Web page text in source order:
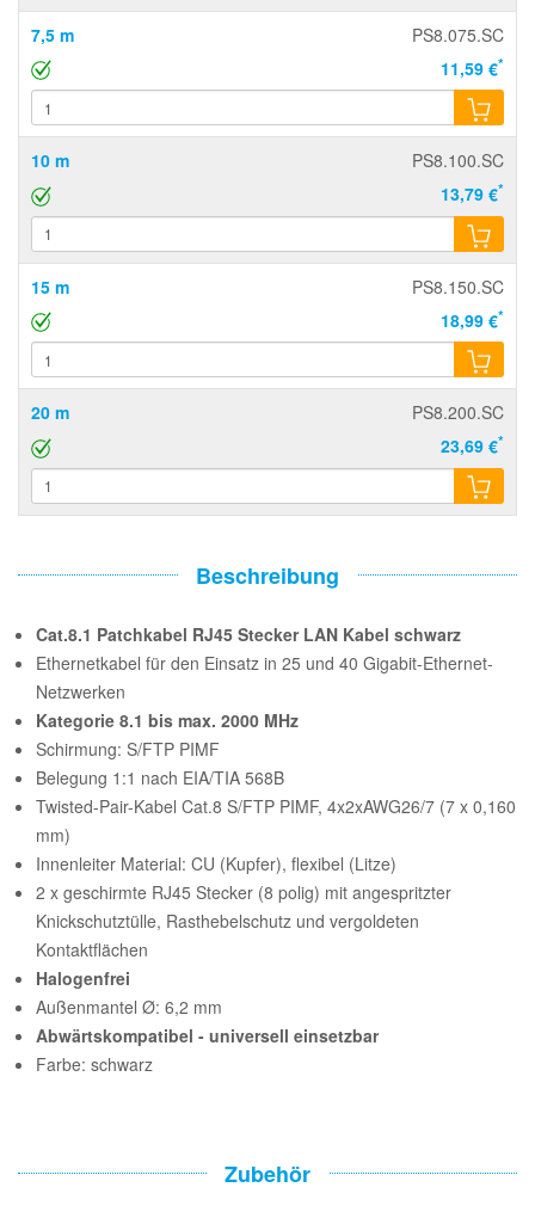
7,5 m
PS8.075.SC
11,59 €*
10 m
PS8.100.SC
13,79 €*
15 m
PS8.150.SC
18,99 €*
20 m
PS8.200.SC
23,69 €*
Beschreibung
Cat.8.1 Patchkabel RJ45 Stecker LAN Kabel schwarz
Ethernetkabel für den Einsatz in 25 und 40 Gigabit-Ethernet-
Netzwerken
Kategorie 8.1 bis max. 2000 MHz
Schirmung: S/FTP PIMF
Belegung 1:1 nach EIA/TIA 568B
Twisted-Pair-Kabel Cat.8 S/FTP PIMF, 4x2xAWG26/7 (7 x 0,160
mm)
Innenleiter Material: CU (Kupfer), flexibel (Litze)
2 x geschirmte RJ45 Stecker (8 polig) mit angespritzter
Knickschutztülle, Rasthebelschutz und vergoldeten
Kontaktflächen
Halogenfrei
Außenmantel Ø: 6,2 mm
Abwärtskompatibel - universell einsetzbar
Farbe: schwarz
Zubehör